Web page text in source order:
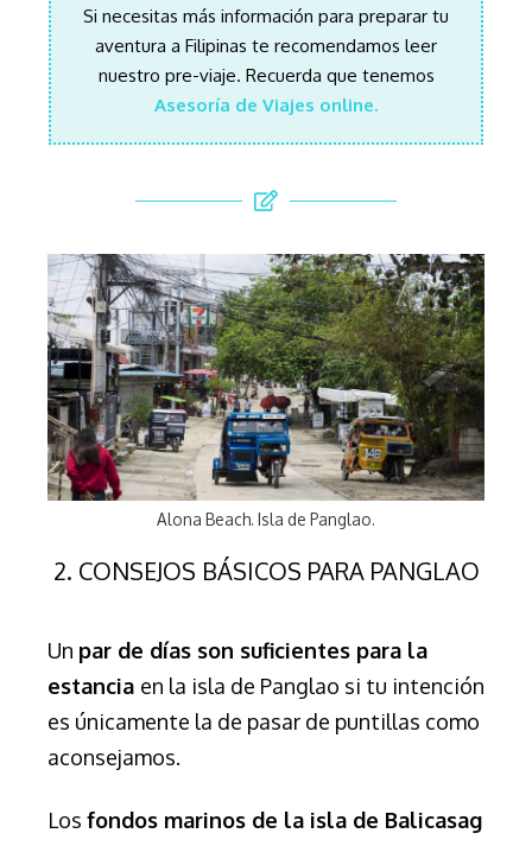
Si necesitas más información para preparar tu
aventura a Filipinas te recomendamos leer
nuestro pre-viaje. Recuerda que tenemos
Asesoría de Viajes online.
Alona Beach. Isla de Panglao.
2. CONSEJOS BÁSICOS PARA PANGLAO
Un par de días son suficientes para la
estancia en la isla de Panglao si tu intención
es únicamente la de pasar de puntillas como
aconsejamos.
Los fondos marinos de la isla de Balicasag